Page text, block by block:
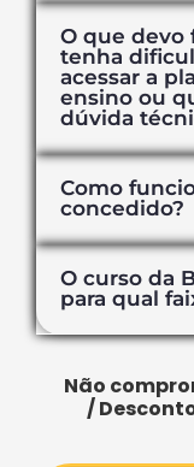
O que devo
tenha
acessar a
ensino ou
dúvida
Como
concedido?
O curso da
para qual
Não
/